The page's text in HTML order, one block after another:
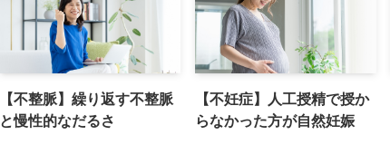
【不整脈】繰り返す不整脈
と慢性的なだるさ
【不妊症】人工授精で授か
らなかった方が自然妊娠